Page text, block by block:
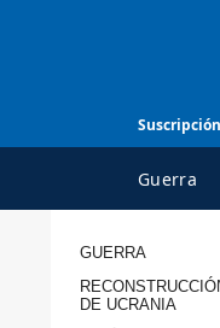
Suscripción
Guerra
GUERRA
DE UCRANIA